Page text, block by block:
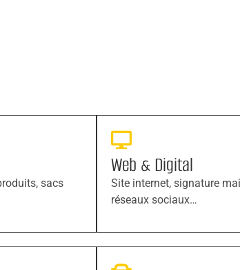
sacs
Web & Digital
Site internet, signature
réseaux sociaux…